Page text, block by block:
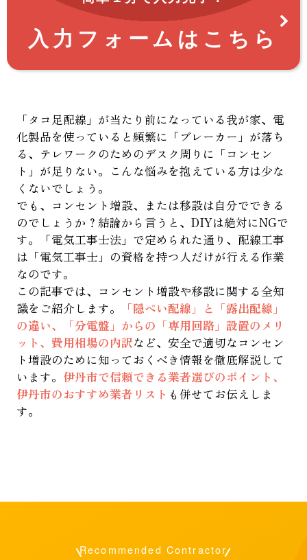
入力フォームはこちら
「タコ足配線」が当たり前になっている我が家、電
化製品を使っていると頻繁に「ブレーカー」が落ち
る、テレワークのためのデスク周りに「コンセン
ト」が足りない。こんな悩みを抱えている方は少な
くないでしょう。
でも、コンセント増設、または移設は自分でできる
のでしょうか？結論から言うと、DIYは絶対にNGで
す。「電気工事士法」で定められた通り、配線工事
は「電気工事士」の資格を持つ人だけが行える作業
なのです。
この記事では、コンセント増設や移設に関する全知
識をご紹介します。
「隠ぺい配線」と「露出配線」
の違い、「分電盤」からの「専用回路」設置のメリ
ット、費用相場の内訳など、安全で適切なコンセン
ト増設のために知っておくべき情報を徹底解説して
います。 伊丹市で信頼できる業者選びのポイント、
伊丹市のおすすめ業者リスト も併せてお伝えしま
す。
Recommended Contractor